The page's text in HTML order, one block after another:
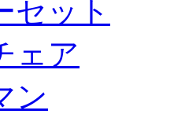
セット
ェア
ン